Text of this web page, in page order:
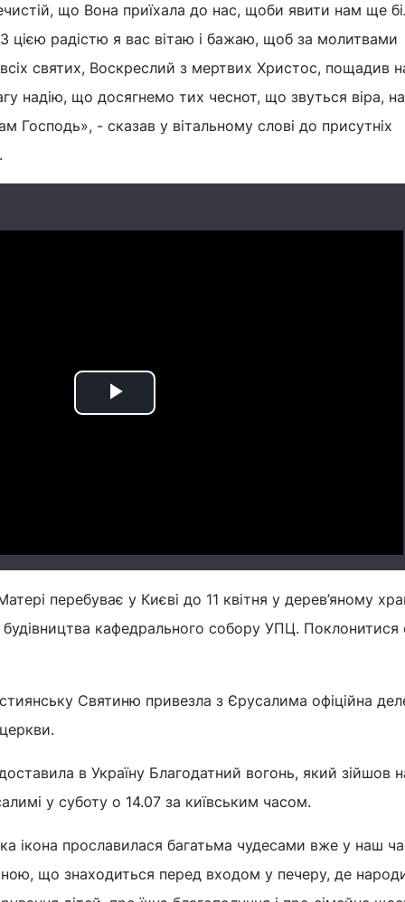
що Вона приїхала до нас, щоби явити нам ще
З цією радістю я вас вітаю і бажаю, щоб за молитвами
святих, Воскреслий з мертвих Христос, пощадив
надію, що досягнемо тих чеснот, що звуться віра,
Господь», - сказав у вітальному слові до присутніх
Play
перебуває у Києві до 11 квітня у дерев’яному
будівництва кафедрального собору УПЦ. Поклонитися
Святиню привезла з Єрусалима офіційна
в Україну Благодатний вогонь, який зійшов
у суботу о 14.07 за київським часом.
ікона прославилася багатьма чудесами вже у наш
що знаходиться перед входом у печеру, де